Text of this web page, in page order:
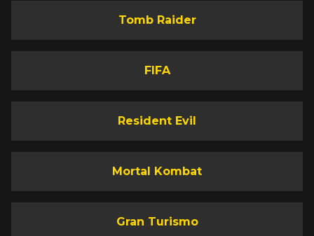
Tomb Raider
FIFA
Resident Evil
Mortal Kombat
Gran Turismo